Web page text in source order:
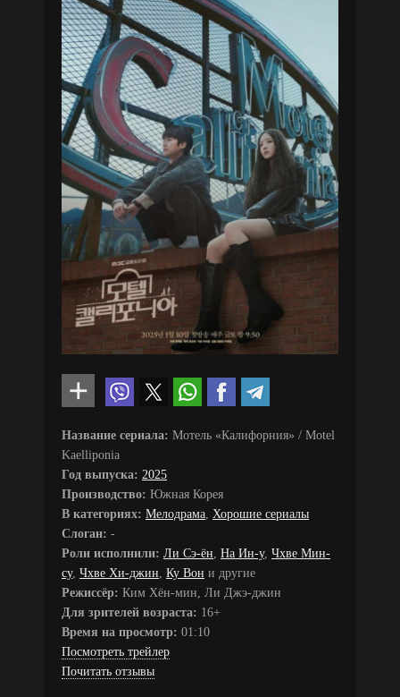
Название сериала: Мотель «Калифорния» / Motel
Kaelliponia
Год выпуска: 2025
Производство: Южная Корея
В категориях: Мелодрама Хорошие сериалы
Слоган: -
Роли исполнили: Ли Сэ-ён На Ин-у, Чхве Мин-
су, Чхве Хи-джин Ку Вон и другие
Режиссёр: Ким Хён-мин, Ли Джэ-джин
Для зрителей возраста: 16+
Время на просмотр: 01:10
Посмотреть трейлер
Почитать отзывы